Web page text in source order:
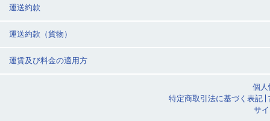
運送約款
運送約款（貨物）
運賃及び料金の適用方
個人
特定商取引法に基づく表記
サ